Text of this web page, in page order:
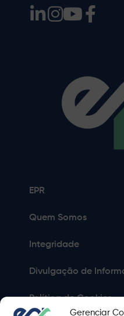
Gerenciar
EPR
Quem Somos
Integridade
Divulgação de
Política de Cookies